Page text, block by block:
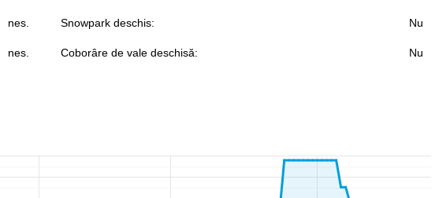
nes. Snowpark deschis: Nu
nes. Coborâre de vale deschisă: Nu